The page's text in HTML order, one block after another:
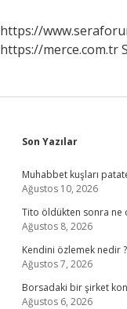
https://
https://merce.com.tr
Sidebar
Son Yazılar
Muhabbet kuşları
Ağustos 10, 2026
Tito öldükten sonra ne
Ağustos 8, 2026
Kendini özlemek nedir ?
Ağustos 7, 2026
Borsadaki bir şirket
Ağustos 6, 2026